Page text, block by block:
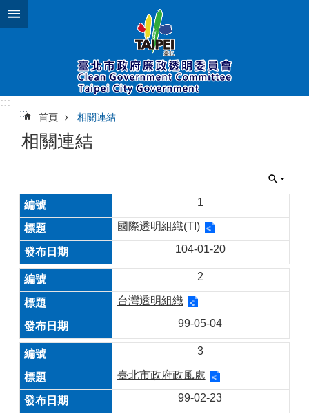
跳到主要內容區塊
:::
:::
首頁 相關連結
相關連結
1
國際透明組織(TI)
104-01-20
2
台灣透明組織
99-05-04
3
臺北市政府政風處
99-02-23